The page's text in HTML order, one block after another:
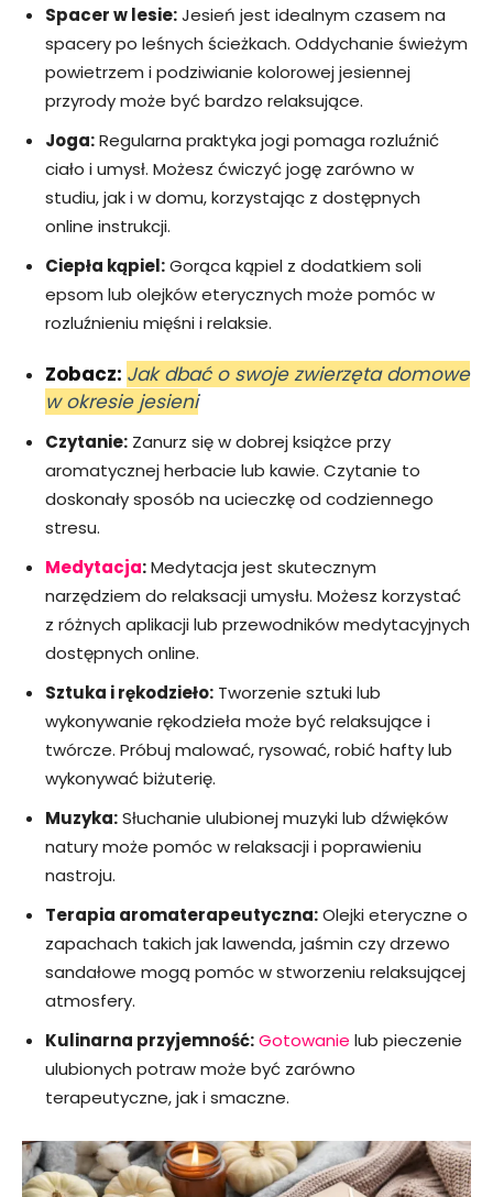
Spacer w lesie:Jesień jest idealnym czasem na
spacery po leśnych ścieżkach. Oddychanie świeżym
powietrzem i podziwianie kolorowej jesiennej
przyrody może być bardzo relaksujące.
Joga:Regularna praktyka jogi pomaga rozluźnić
ciało i umysł. Możesz ćwiczyć jogę zarówno w
studiu, jak i w domu, korzystając z dostępnych
online instrukcji.
Ciepła kąpiel:Gorąca kąpiel z dodatkiem soli
epsom lub olejków eterycznych może pomóc w
rozluźnieniu mięśni i relaksie.
Zobacz: Jak dbać o swoje zwierzęta domowe
w okresie jesieni
Czytanie: Zanurz się w dobrej książce przy
aromatycznej herbacie lub kawie. Czytanie to
doskonały sposób na ucieczkę od codziennego
stresu.
Medytacja:Medytacja jest skutecznym
narzędziem do relaksacji umysłu. Możesz korzystać
z różnych aplikacji lub przewodników medytacyjnych
dostępnych online.
Sztuka i rękodzieło: Tworzenie sztuki lub
wykonywanie rękodzieła może być relaksujące i
twórcze. Próbuj malować, rysować, robić hafty lub
wykonywać biżuterię.
Muzyka:Słuchanie ulubionej muzyki lub dźwięków
natury może pomóc w relaksacji i poprawieniu
nastroju.
Terapia aromaterapeutyczna:Olejki eteryczne o
zapachach takich jak lawenda, jaśmin czy drzewo
sandałowe mogą pomóc w stworzeniu relaksującej
atmosfery.
Kulinarna przyjemność:Gotowanie lub pieczenie
ulubionych potraw może być zarówno
terapeutyczne, jak i smaczne.